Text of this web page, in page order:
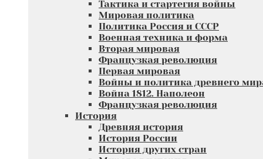
Тактика и стартегия войны
Мировая политика
Политика Россия и СССР
Военная техника и форма
Вторая мировая
Французкая революция
Первая мировая
Войны и политика древнего
Война 1812. Наполеон
Французкая революция
История
Древняя история
История России
История других стран